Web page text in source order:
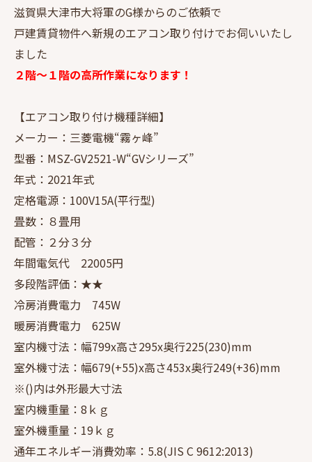
滋賀県大津市大将軍のG様からのご依頼で
戸建賃貸物件へ新規のエアコン取り付けでお伺いいたし
ました
２階～１階の高所作業になります！
【エアコン取り付け機種詳細】
メーカー：三菱電機“霧ヶ峰”
型番：MSZ-GV2521-W“GVシリーズ”
年式：2021年式
定格電源：100V15A(平行型)
畳数：８畳用
配管：２分３分
年間電気代 22005円
多段階評価：★★
冷房消費電力 745W
暖房消費電力 625W
室内機寸法：幅799x高さ295x奥行225(230)mm
室外機寸法：幅679(+55)x高さ453x奥行249(+36)mm
※()内は外形最大寸法
室内機重量：8ｋｇ
室外機重量：19ｋｇ
通年エネルギー消費効率：5.8(JIS C 9612:2013)